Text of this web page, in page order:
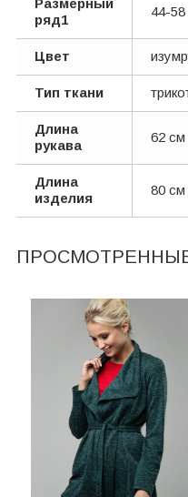
Размерный
ряд1
44-58
Цвет
Тип ткани
Длина
рукава
62 см
Длина
изделия
80 см